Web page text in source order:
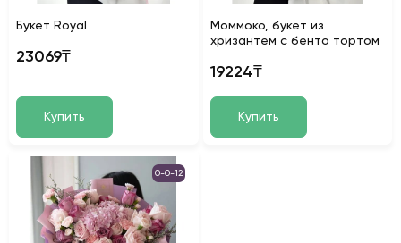
Букет Royal
23069₸
Купить
Моммоко, букет из
хризантем с бенто тортом
19224₸
Купить
0-0-12